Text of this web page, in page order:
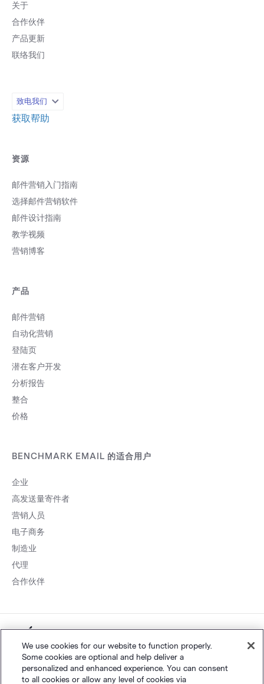
关于
合作伙伴
产品更新
联络我们
致电我们
获取帮助
资源
邮件营销入门指南
选择邮件营销软件
邮件设计指南
教学视频
营销博客
产品
邮件营销
自动化营销
登陆页
潜在客户开发
分析报告
整合
价格
BENCHMARK EMAIL 的适合用户
企业
高发送量寄件者
营销人员
电子商务
制造业
代理
合作伙伴
备14001834号
We use cookies for our website to function properly.
Some cookies are optional and help deliver a
personalized and enhanced experience. You can consent
to all cookies or allow any level of cookies via